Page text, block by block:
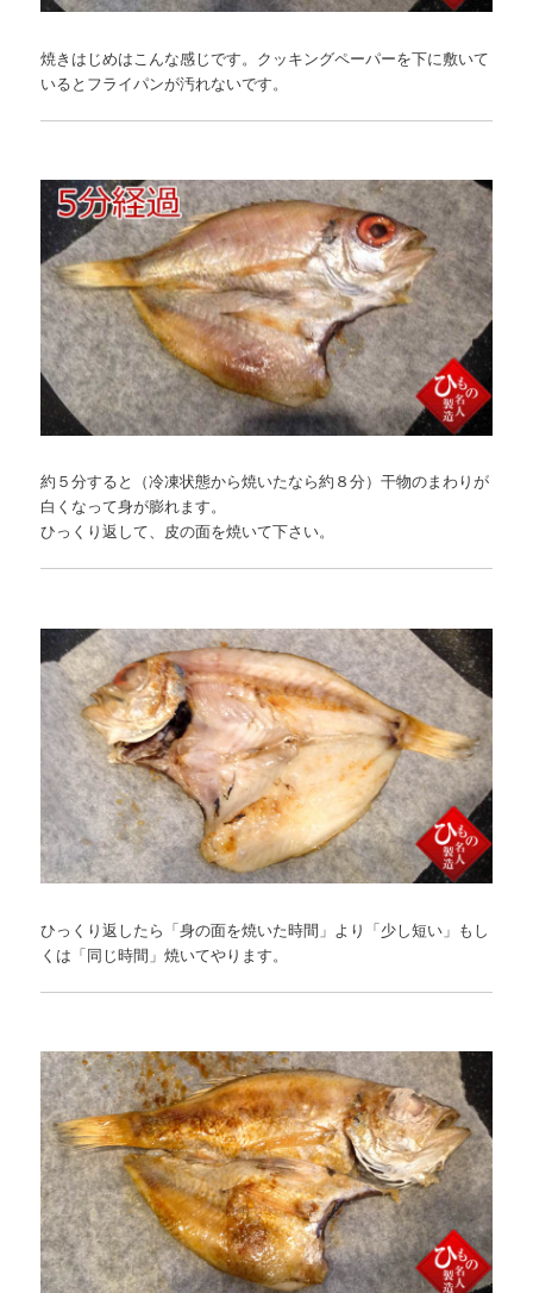
焼きはじめはこんな感じです。クッキングペーパーを下に敷いて
いるとフライパンが汚れないです。
約５分すると（冷凍状態から焼いたなら約８分）干物のまわりが
白くなって身が膨れます。
ひっくり返して、皮の面を焼いて下さい。
ひっくり返したら「身の面を焼いた時間」より「少し短い」もし
くは「同じ時間」焼いてやります。